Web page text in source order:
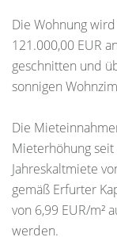
Die Wohnung
121.000,00 EUR
geschnitten und
sonnigen
Die
Mieterhöhung
Jahreskaltmiete
gemäß Erfurter
von 6,99 EUR/m²
werden.